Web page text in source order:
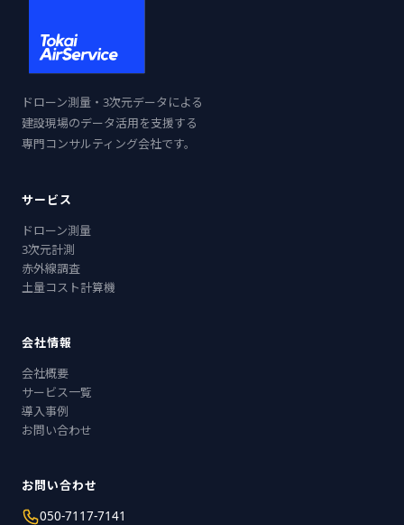
ドローン測量・3次元データによる
建設現場のデータ活用を支援する
専門コンサルティング会社です。
サービス
ドローン測量
3次元計測
赤外線調査
土量コスト計算機
会社情報
会社概要
サービス一覧
導入事例
お問い合わせ
お問い合わせ
050-7117-7141